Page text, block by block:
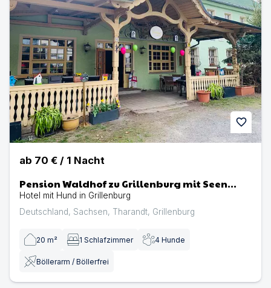
favorite
ab 70 € / 1 Nacht
Pension Waldhof zu Grillenburg mit Seen
fussläufig
Hotel mit Hund in Grillenburg
Deutschland, Sachsen, Tharandt, Grillenburg
20 m² 1 Schlafzimmer 4 Hunde
Böllerarm / Böllerfrei